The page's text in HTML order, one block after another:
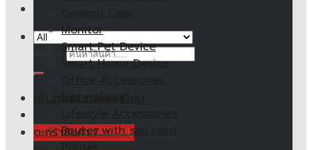
ตะกร้าสินค้า /0.00฿
Monitor
Smart Pet Device
Smart Home Device
Router with sim card